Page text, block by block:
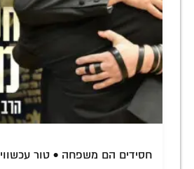
חסידים הם משפחה • טור עכשווי